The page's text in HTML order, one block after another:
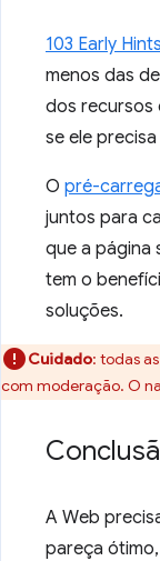
103 Early Hints
menos das
dos recursos
se ele
O pré-
juntos para
que a página
tem o
soluções.
Cuidado: todas
com moderação. O
A Web
pareça